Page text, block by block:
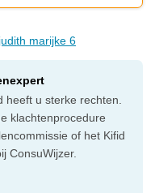
marijke 6
heeft u sterke rechten.
klachtenprocedure
of het Kifid
ConsuWijzer.